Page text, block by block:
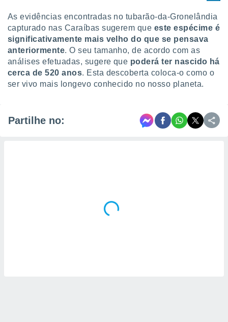
As evidências encontradas no tubarão-da-Gronelândia
capturado nas Caraíbas sugerem que este espécime é
significativamente mais velho do que se pensava
anteriormente. O seu tamanho, de acordo com as
análises efetuadas, sugere que poderá ter nascido há
cerca de 520 anos. Esta descoberta coloca-o como o
ser vivo mais longevo conhecido no nosso planeta.
Partilhe no: